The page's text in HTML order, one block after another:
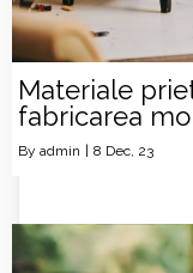
Materiale
fabricarea
By admin | 8 Dec, 23